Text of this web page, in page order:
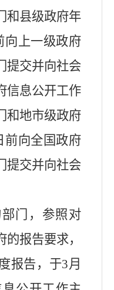
和县级政府年
向上一级政府
提交并向社会
信息公开工作
和地市级政府
前向全国政府
提交并向社会
门，参照对
报告要求，
报告，于3月